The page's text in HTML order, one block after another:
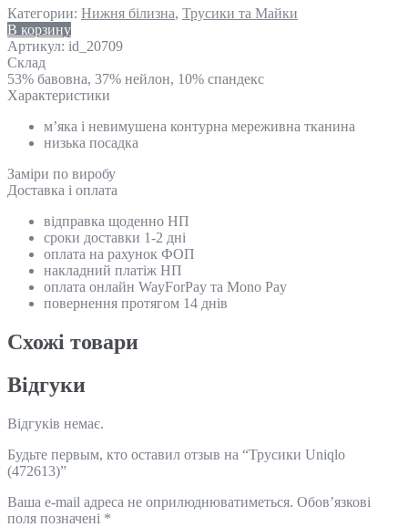
Категории: Нижня білизна, Трусики та Майки
В корзину
Артикул: id_20709
Склад
53% бавовна, 37% нейлон, 10% спандекс
Характеристики
м’яка і невимушена контурна мереживна тканина
низька посадка
Замiри по виробу
Доставка і оплата
відправка щоденно НП
сроки доставки 1-2 дні
оплата на рахунок ФОП
накладний платіж НП
оплата онлайн WayForPay та Mono Pay
повернення протягом 14 днів
Схожi товари
Відгуки
Відгуків немає.
Будьте первым, кто оставил отзыв на “Трусики Uniqlo
(472613)”
Ваша e-mail адреса не оприлюднюватиметься. Обов’язкові
поля позначені *